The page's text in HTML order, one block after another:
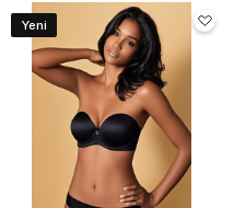
Yeni